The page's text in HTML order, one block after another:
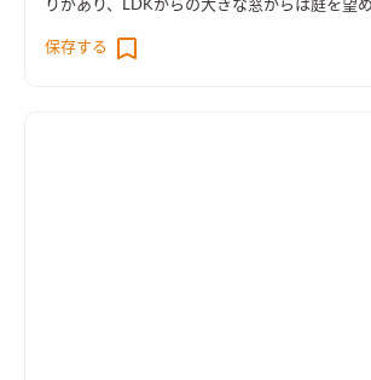
りがあり、LDKからの大きな窓からは庭を望
保存する